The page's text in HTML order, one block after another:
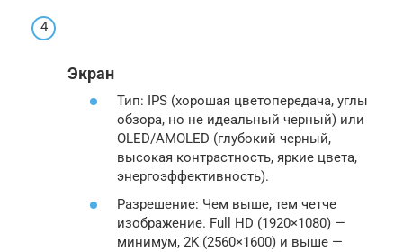
Экран
Тип: IPS (хорошая цветопередача, углы
обзора, но не идеальный черный) или
OLED/AMOLED (глубокий черный,
высокая контрастность, яркие цвета,
энергоэффективность).
Разрешение: Чем выше, тем четче
изображение. Full HD (1920×1080) —
минимум, 2K (2560×1600) и выше —